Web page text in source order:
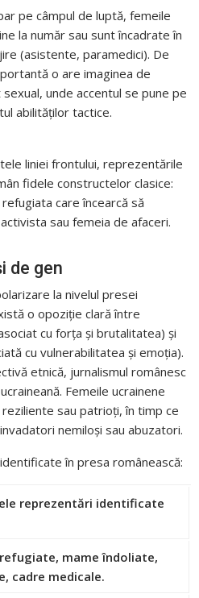
pe câmpul de luptă, femeile
la număr sau sunt încadrate în
(asistente, paramedici). De
o are imaginea de
unde accentul se pune pe
abilităților tactice.
liniei frontului, reprezentările
fidele constructelor clasice:
care încearcă să
sau femeia de afaceri.
de gen
la nivelul presei
o opoziție clară între
cu forța și brutalitatea) și
cu vulnerabilitatea și emoția).
etnică, jurnalismul românesc
. Femeile ucrainene
sau patrioți, în timp ce
nemiloși sau abuzatori.
în presa românească:
reprezentări identificate
mame îndoliate,
cadre medicale.